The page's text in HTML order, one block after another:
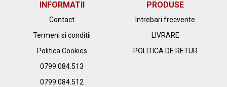
INFORMATII
Contact
Termeni si conditii
Politica Cookies
0799.084.513
0799.084.512
PRODUSE
Intrebari frecvente
LIVRARE
POLITICA DE RETUR